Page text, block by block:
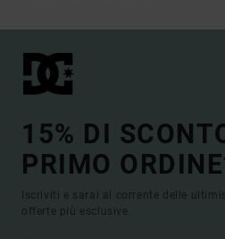
15% DI
PRIMO
Iscriviti e sarai al corrente delle
offerte più esclusive.